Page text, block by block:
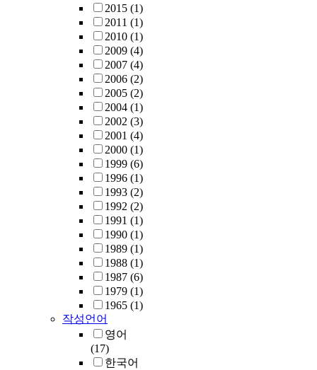
2015 (1)
2011 (1)
2010 (1)
2009 (4)
2007 (4)
2006 (2)
2005 (2)
2004 (1)
2002 (3)
2001 (4)
2000 (1)
1999 (6)
1996 (1)
1993 (2)
1992 (2)
1991 (1)
1990 (1)
1989 (1)
1988 (1)
1987 (6)
1979 (1)
1965 (1)
작성언어
영어
(17)
한국어